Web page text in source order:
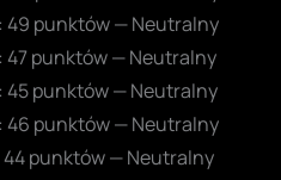
49 punktów — Neutralny
47 punktów — Neutralny
45 punktów — Neutralny
46 punktów — Neutralny
44 punktów — Neutralny